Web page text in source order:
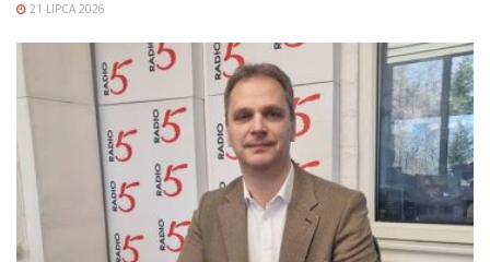
21 LIPCA 2026